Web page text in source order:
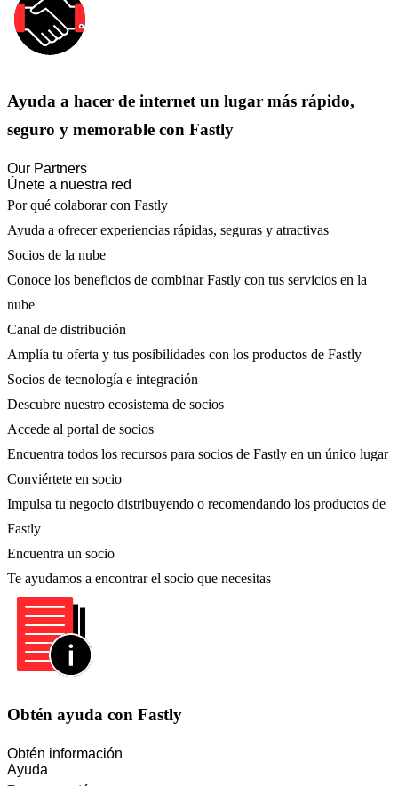
Ayuda a hacer de internet un lugar más rápido,
seguro y memorable con Fastly
Our Partners
Únete a nuestra red
Por qué colaborar con Fastly
Ayuda a ofrecer experiencias rápidas, seguras y atractivas
Socios de la nube
Conoce los beneficios de combinar Fastly con tus servicios en la
nube
Canal de distribución
Amplía tu oferta y tus posibilidades con los productos de Fastly
Socios de tecnología e integración
Descubre nuestro ecosistema de socios
Accede al portal de socios
Encuentra todos los recursos para socios de Fastly en un único lugar
Conviértete en socio
Impulsa tu negocio distribuyendo o recomendando los productos de
Fastly
Encuentra un socio
Te ayudamos a encontrar el socio que necesitas
Obtén ayuda con Fastly
Obtén información
Ayuda